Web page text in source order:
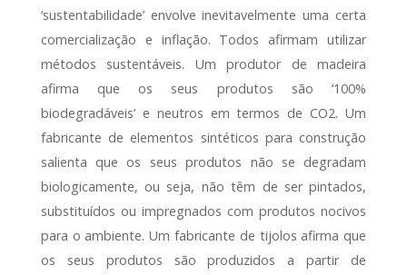
‘sustentabilidade’ envolve inevitavelmente uma certa
comercialização e inflação. Todos afirmam utilizar
métodos sustentáveis. Um produtor de madeira
afirma que os seus produtos são ‘100%
biodegradáveis’ e neutros em termos de CO2. Um
fabricante de elementos sintéticos para construção
salienta que os seus produtos não se degradam
biologicamente, ou seja, não têm de ser pintados,
substituídos ou impregnados com produtos nocivos
para o ambiente. Um fabricante de tijolos afirma que
os seus produtos são produzidos a partir de